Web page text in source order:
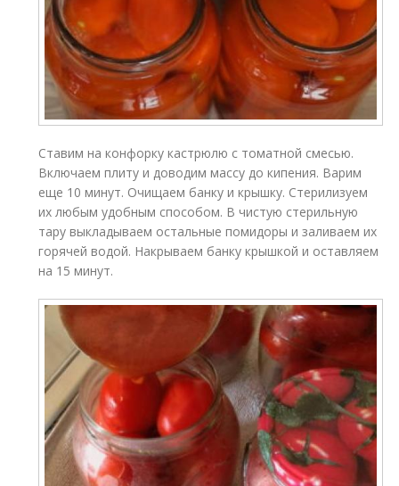
Ставим на конфорку кастрюлю с томатной смесью.
Включаем плиту и доводим массу до кипения. Варим
еще 10 минут. Очищаем банку и крышку. Стерилизуем
их любым удобным способом. В чистую стерильную
тару выкладываем остальные помидоры и заливаем их
горячей водой. Накрываем банку крышкой и оставляем
на 15 минут.